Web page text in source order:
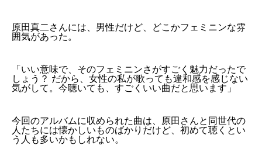
原田真二さんには、男性だけど、どこかフェミニンな雰
囲気があった。
「いい意味で、そのフェミニンさがすごく魅力だったで
しょう？ だから、女性の私が歌っても違和感を感じない
気がして。今聴いても、すごくいい曲だと思います」
今回のアルバムに収められた曲は、原田さんと同世代の
人たちには懐かしいものばかりだけど、初めて聴くとい
う人も多いかもしれない。